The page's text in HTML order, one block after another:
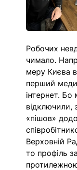
Робочих
чимало.
меру Києва
перший
інтернет.
відключили,
«пішов»
Верховній
то профіль